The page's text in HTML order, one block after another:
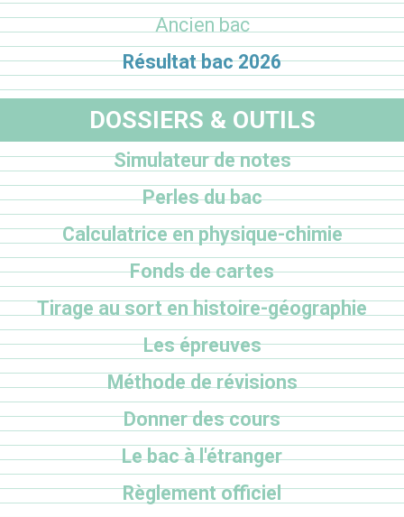
Ancien bac
Résultat bac 2026
DOSSIERS & OUTILS
Simulateur de notes
Perles du bac
Calculatrice en physique-chimie
Fonds de cartes
Tirage au sort en histoire-géographie
Les épreuves
Méthode de révisions
Donner des cours
Le bac à l'étranger
Règlement officiel